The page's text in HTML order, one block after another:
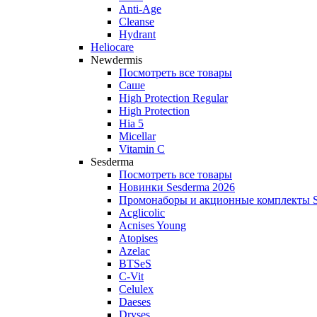
Anti‑Age
Cleanse
Hydrant
Heliocare
Newdermis
Посмотреть все товары
Саше
High Protection Regular
High Protection
Hia 5
Micellar
Vitamin C
Sesderma
Посмотреть все товары
Новинки Sesderma 2026
Промонаборы и акционные комплекты
Acglicolic
Acnises Young
Atopises
Azelac
BTSeS
C‑Vit
Celulex
Daeses
Dryses